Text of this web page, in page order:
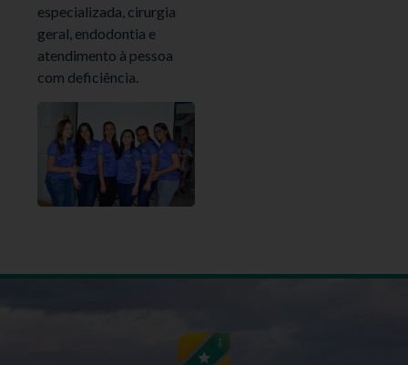
especializada, cirurgia
geral, endodontia e
atendimento à pessoa
com deficiência.